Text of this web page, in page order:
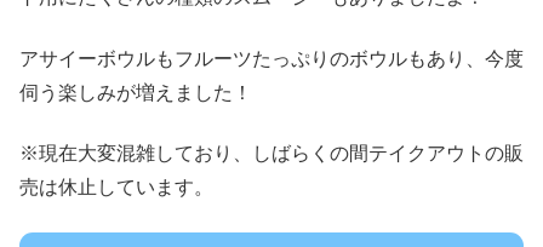
アサイーボウルもフルーツたっぷりのボウルもあり、今度
伺う楽しみが増えました！
※現在大変混雑しており、しばらくの間テイクアウトの販
売は休止しています。